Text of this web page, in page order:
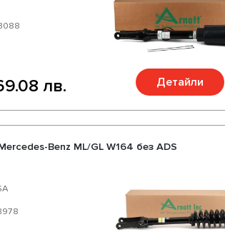
лв. Детайли
Benz ML/GL W164 без ADS